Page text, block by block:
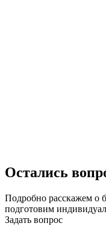
Остались
Подробно расскажем о
подготовим
Задать вопрос